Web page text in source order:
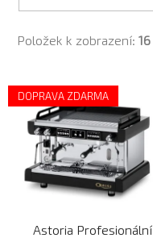
Položek k zobrazení: 16
V
ý
DOPRAVA ZDARMA
Astoria Profesionální